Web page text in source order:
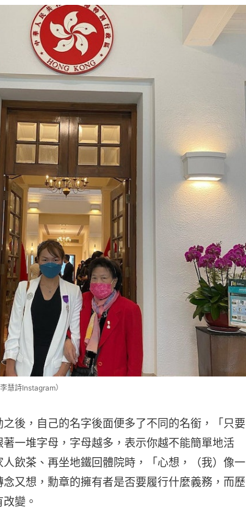
慧詩Instagram）
後，自己的名字後面便多了不同的名銜，「只要
一堆字母，字母越多，表示你越不能簡單地活
飲茶、再坐地鐵回體院時，「心想，（我）像一
又想，勳章的擁有者是否要履行什麼義務，而歷
變。